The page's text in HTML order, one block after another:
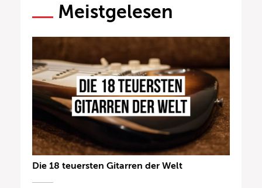
Meistgelesen
Die 18 teuersten Gitarren der Welt